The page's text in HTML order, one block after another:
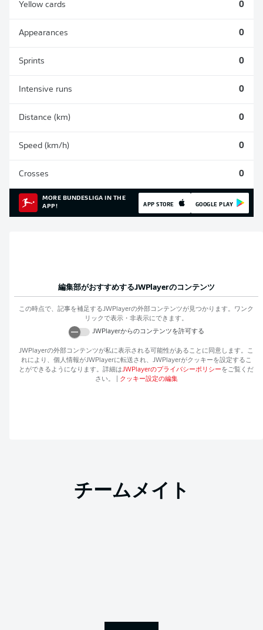
Yellow cards 0
Appearances 0
Sprints 0
Intensive runs 0
Distance (km) 0
Speed (km/h) 0
Crosses 0
MORE BUNDESLIGA IN THE
APP!
APP STORE GOOGLE PLAY
編集部がおすすめするJWPlayerのコンテンツ
この時点で、記事を補足するJWPlayerの外部コンテンツが見つかります。ワンク
リックで表示・非表示にできます。
JWPlayerからのコンテンツを許可する
JWPlayerの外部コンテンツが私に表示される可能性があることに同意します。こ
れにより、個人情報がJWPlayerに転送され、 JWPlayerがクッキーを設定するこ
とができるようになります。詳細はJWPlayerのプライバシーポリシーをご覧くだ
さい。
クッキー設定の編集
チームメイト